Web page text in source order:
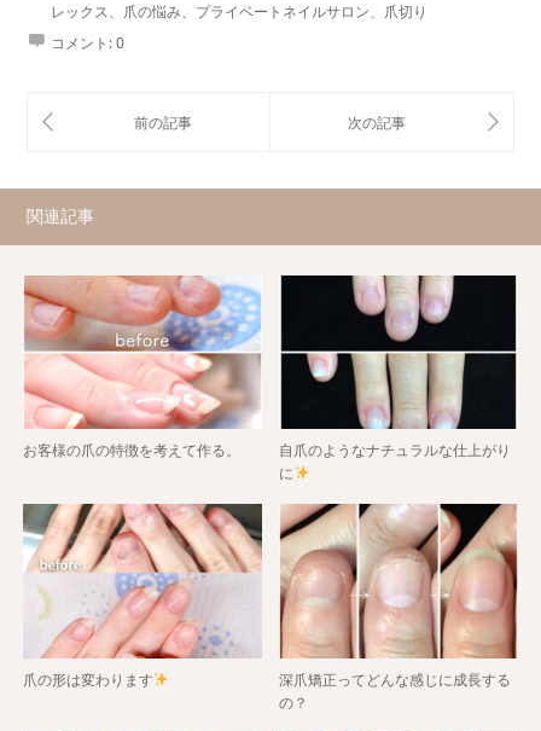
レックス、爪の悩み、プライベートネイルサロン、爪切り
コメント:0
関連記事
お客様の爪の特徴を考えて作る。
自爪のようなナチュラルな仕上がり
に
爪の形は変わります
深爪矯正ってどんな感じに成長する
の？